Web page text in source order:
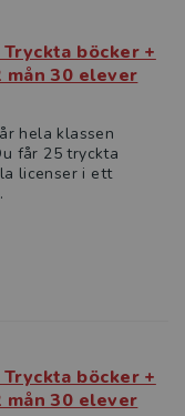
böcker +
30 elever
hela klassen
får 25 tryckta
licenser i ett
böcker +
30 elever